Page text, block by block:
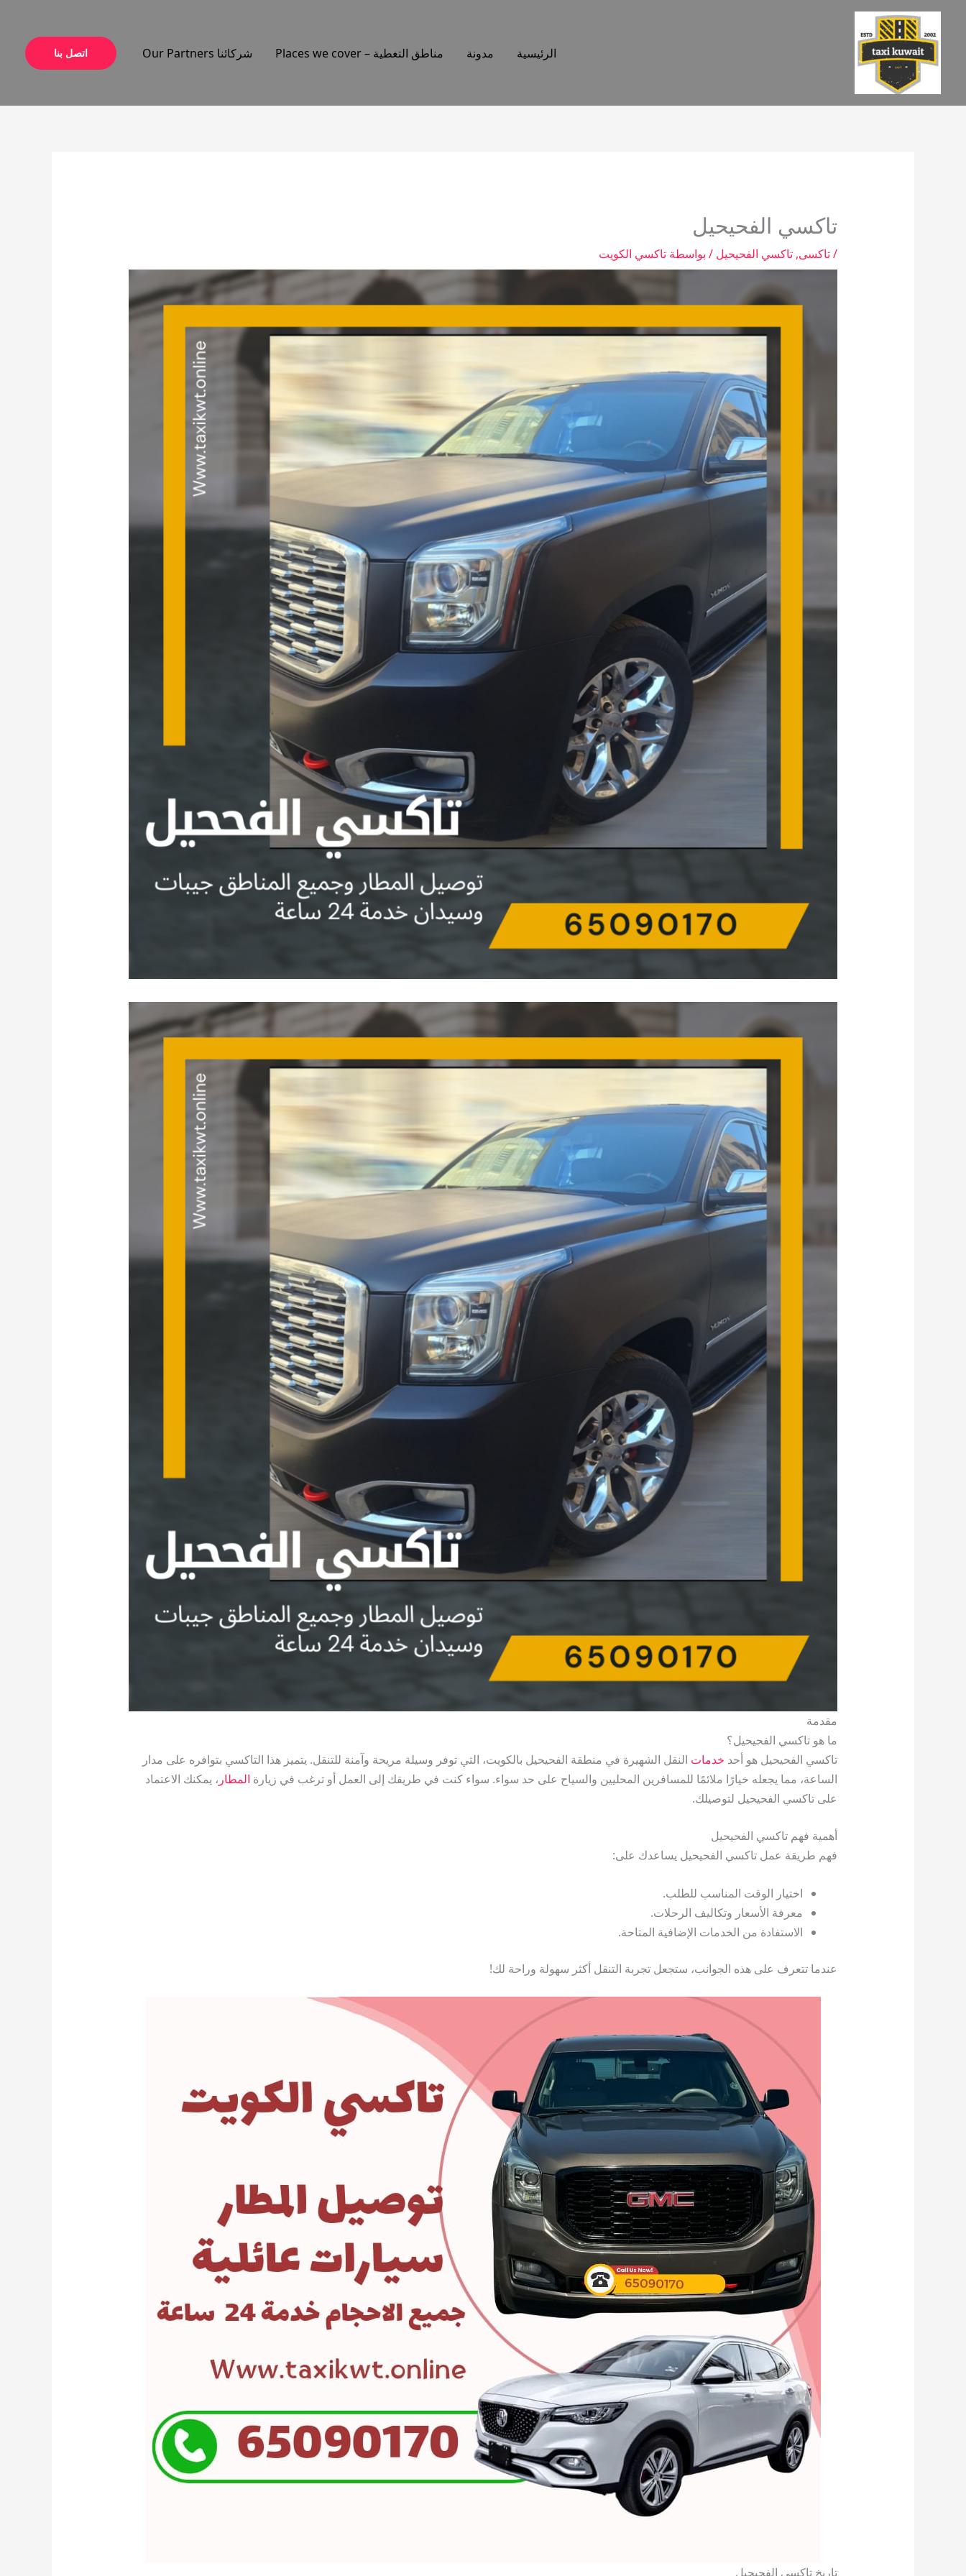
تخطي
المحتوى
الرئيسية مدونة مناطق التغطية – Places we cover شركائنا Our Partners اتصل بنا
تاكسي الفحيحيل
/تاكسى, تاكسي الفحيحيل / بواسطة تاكسي الكويت
مقدمة
ما هو تاكسي الفحيحيل؟
تاكسي الفحيحيل هو أحد خدمات النقل الشهيرة في منطقة الفحيحيل بالكويت، التي توفر وسيلة مريحة وآمنة للتنقل. يتميز هذا التاكسي بتوافره على مدار
الساعة، مما يجعله خيارًا ملائمًا للمسافرين المحليين والسياح على حد سواء. سواء كنت في طريقك إلى العمل أو ترغب في زيارة المطار ، يمكنك الاعتماد
على تاكسي الفحيحيل لتوصيلك.
أهمية فهم تاكسي الفحيحيل
فهم طريقة عمل تاكسي الفحيحيل يساعدك على:
اختيار الوقت المناسب للطلب.
معرفة الأسعار وتكاليف الرحلات.
الاستفادة من الخدمات الإضافية المتاحة.
عندما تتعرف على هذه الجوانب، ستجعل تجربة التنقل أكثر سهولة وراحة لك!
تاريخ تاكسي الفحيحيل